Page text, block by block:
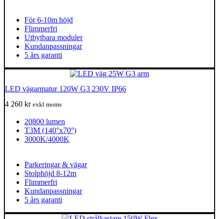
För 6-10m höjd
Flimmerfri
Utbytbara moduler
Kundanpassningar
5 års garanti
LED vägarmatur 120W G3 230V IP66
4 260 kr exkl moms
20800 lumen
T3M (140°x70°)
3000K/4000K
Parkeringar & vägar
Stolphöjd 8-12m
Flimmerfri
Kundanpassningar
5 års garanti